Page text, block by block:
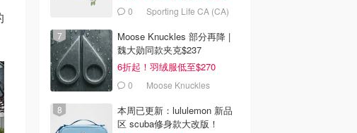
0 Sporting Life CA (CA)
Moose Knuckles 部分再降 |
魏大勋同款夹克$237
6折起！羽绒服低至$270
0 Moose Knuckles
本周已更新：lululemon 新品
区 scuba修身款大改版！